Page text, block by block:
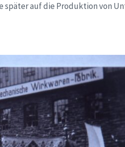
später auf die Produktion von